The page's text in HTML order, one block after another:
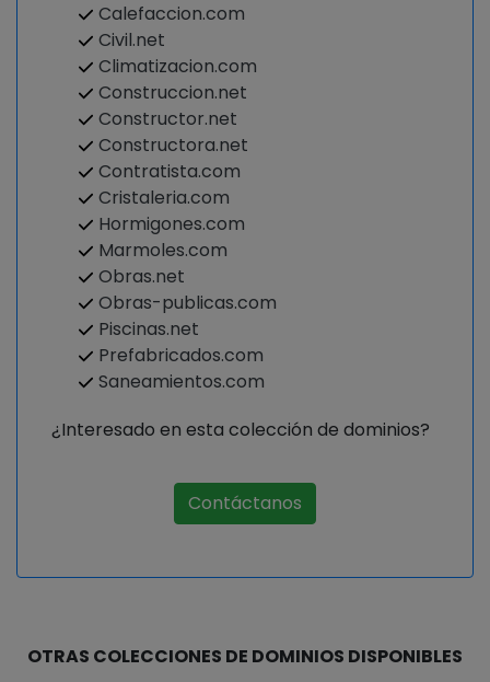
Calefaccion.com
Civil.net
Climatizacion.com
Construccion.net
Constructor.net
Constructora.net
Contratista.com
Cristaleria.com
Hormigones.com
Marmoles.com
Obras.net
Obras-publicas.com
Piscinas.net
Prefabricados.com
Saneamientos.com
¿Interesado en esta colección de dominios?
Contáctanos
OTRAS COLECCIONES DE DOMINIOS DISPONIBLES